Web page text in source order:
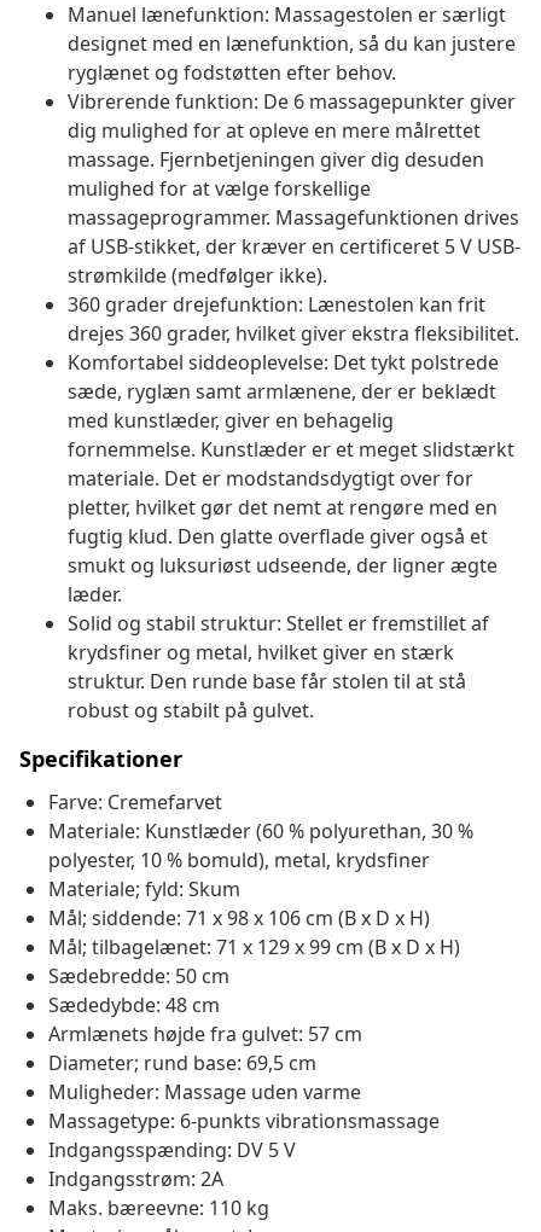
Manuel lænefunktion: Massagestolen er særligt
designet med en lænefunktion, så du kan justere
ryglænet og fodstøtten efter behov.
Vibrerende funktion: De 6 massagepunkter giver
dig mulighed for at opleve en mere målrettet
massage. Fjernbetjeningen giver dig desuden
mulighed for at vælge forskellige
massageprogrammer. Massagefunktionen drives
af USB-stikket, der kræver en certificeret 5 V USB-
strømkilde (medfølger ikke).
360 grader drejefunktion: Lænestolen kan frit
drejes 360 grader, hvilket giver ekstra fleksibilitet.
Komfortabel siddeoplevelse: Det tykt polstrede
sæde, ryglæn samt armlænene, der er beklædt
med kunstlæder, giver en behagelig
fornemmelse. Kunstlæder er et meget slidstærkt
materiale. Det er modstandsdygtigt over for
pletter, hvilket gør det nemt at rengøre med en
fugtig klud. Den glatte overflade giver også et
smukt og luksuriøst udseende, der ligner ægte
læder.
Solid og stabil struktur: Stellet er fremstillet af
krydsfiner og metal, hvilket giver en stærk
struktur. Den runde base får stolen til at stå
robust og stabilt på gulvet.
Specifikationer
Farve: Cremefarvet
Materiale: Kunstlæder (60 % polyurethan, 30 %
polyester, 10 % bomuld), metal, krydsfiner
Materiale; fyld: Skum
Mål; siddende: 71 x 98 x 106 cm (B x D x H)
Mål; tilbagelænet: 71 x 129 x 99 cm (B x D x H)
Sædebredde: 50 cm
Sædedybde: 48 cm
Armlænets højde fra gulvet: 57 cm
Diameter; rund base: 69,5 cm
Muligheder: Massage uden varme
Massagetype: 6-punkts vibrationsmassage
Indgangsspænding: DV 5 V
Indgangsstrøm: 2A
Maks. bæreevne: 110 kg